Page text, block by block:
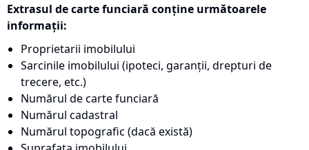
Extrasul de carte funciară conține următoarele
informații:
Proprietarii imobilului
Sarcinile imobilului (ipoteci, garanții, drepturi de
trecere, etc.)
Numărul de carte funciară
Numărul cadastral
Numărul topografic (dacă există)